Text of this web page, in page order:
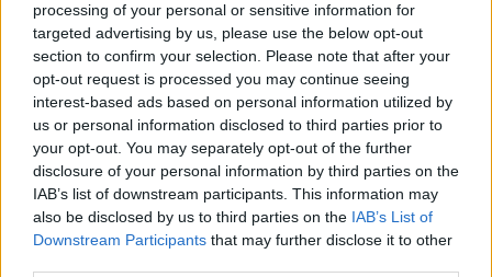
processing of your personal or sensitive information for
targeted advertising by us, please use the below opt-out
section to confirm your selection. Please note that after your
opt-out request is processed you may continue seeing
interest-based ads based on personal information utilized by
us or personal information disclosed to third parties prior to
your opt-out. You may separately opt-out of the further
disclosure of your personal information by third parties on the
IAB’s list of downstream participants. This information may
also be disclosed by us to third parties on the IAB’s List of
Downstream Participants that may further disclose it to other
Přihlásit se a odpovědět #165
kroky |Předmět:RE: RE: Vánoční
hvězda
27.11.25 17:23:23
Reakce na příspěvek#159
Jeden můj známej kdysi řekl: černá není nejčernější,
jsou mnohem černější barvy.